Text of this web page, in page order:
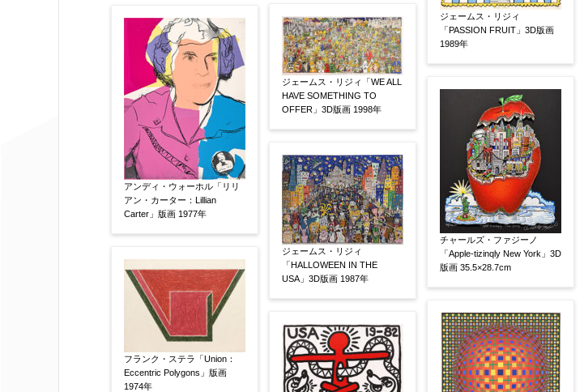
絵の画面サイズ 【任意】
体裁 【任意】
額装
軸装 シート その他
サイン等の有無
サイン無 印有 鑑定証書付 共箱
共シール
限定番号 【任意】
制作年 【任意】
アンディ・ウォーホル「リリ
アン・カーター：Lillian
Carter」版画 1977年
フランク・ステラ「Union：
Eccentric Polygons」版画
1974年
ジェームス・リジィ「WE ALL
HAVE SOMETHING TO
OFFER」3D版画 1998年
ジェームス・リジィ
「HALLOWEEN IN THE
USA」3D版画 1987年
ジェームス・リジィ
「PASSION FRUIT」3D版画
1989年
チャールズ・ファジーノ
「Apple-tizinqly New York」3D
版画 35.5×28.7cm